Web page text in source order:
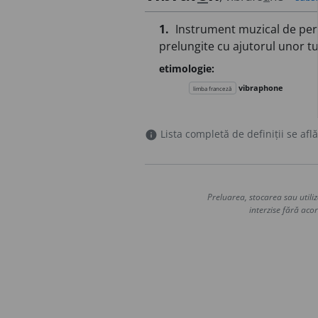
1. Instrument muzical de
prelungite cu ajutorul unor
etimologie:
limba franceză vibraphone
info Lista completă de definiții se
Preluarea, stocarea sau
interzise fără